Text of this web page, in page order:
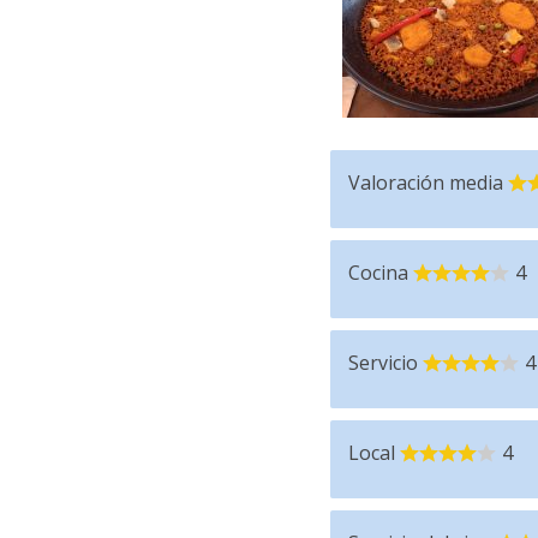
Valoración media
Cocina 4
Servicio 4
Local 4